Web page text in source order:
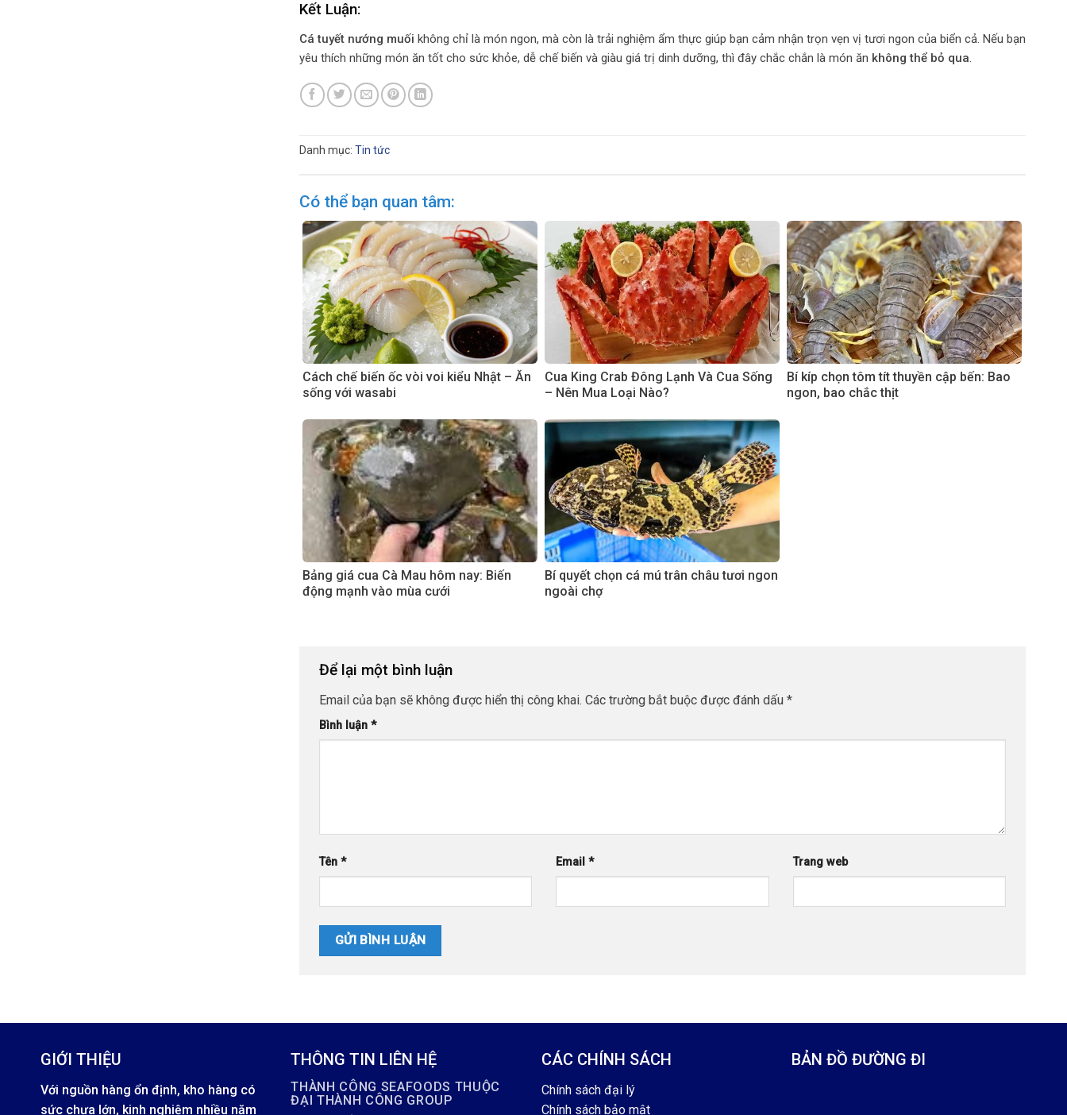
Kết Luận:
Cá tuyết nướng muối không chỉ là món ngon, mà còn là trải nghiệm ẩm thực giúp bạn cảm nhận trọn vẹn vị tươi ngon của biển cả. Nếu bạn
yêu thích những món ăn tốt cho sức khỏe, dễ chế biến và giàu giá trị dinh dưỡng, thì đây chắc chắn là món ăn không thể bỏ qua.
Danh mục: Tin tức
Có thể bạn quan tâm:
Cách chế biến ốc vòi voi kiểu Nhật – Ăn
sống với wasabi
Cua King Crab Đông Lạnh Và Cua Sống
– Nên Mua Loại Nào?
Bí kíp chọn tôm tít thuyền cập bến: Bao
ngon, bao chắc thịt
Bảng giá cua Cà Mau hôm nay: Biến
động mạnh vào mùa cưới
Bí quyết chọn cá mú trân châu tươi ngon
ngoài chợ
Để lại một bình luận
Email của bạn sẽ không được hiển thị công khai. Các trường bắt buộc được đánh dấu *
Bình luận *
Tên * Email* Trang web
GIỚI THIỆU
Với nguồn hàng ổn định, kho hàng có
sức chưa lớn, kinh nghiệm nhiều năm
THÔNG TIN LIÊN HỆ
THÀNH CÔNG SEAFOODS THUỘC
ĐẠI THÀNH CÔNG GROUP
CÁC CHÍNH SÁCH
Chính sách đại lý
Chính sách bảo mật
BẢN ĐỒ ĐƯỜNG ĐI